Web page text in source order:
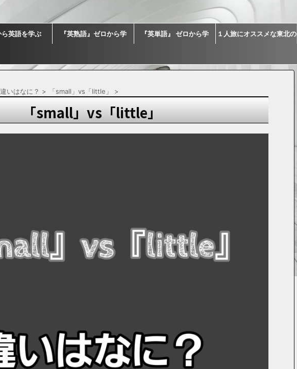
英語を学ぶ 『英熟語』ゼロから学 『英単語』 ゼロから学 １人旅にオススメな東北の
いはなに？ > 「small」vs「little」 >
「small」vs「little」